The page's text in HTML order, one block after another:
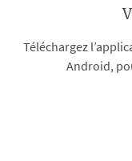
Téléchargez
Android,